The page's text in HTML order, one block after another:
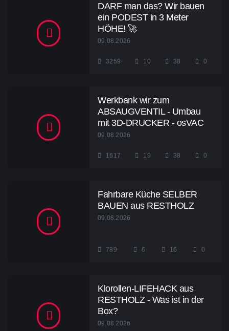
DARF man das? Wir bauen
ein PODEST in 3 Meter
HÖHE! 🚀
09.08.2026
3259 10 38 0
Werkbank wir zum
ABSAUGVENTIL - Umbau
mit 3D-DRUCKER - osVAC
09.08.2026
1617 19 38 0
Fahrbare Küche SELBER
BAUEN aus RESTHOLZ
09.08.2026
789 6 16 0
Klorollen-LIFEHACK aus
RESTHOLZ - Was ist in der
Box?
09.08.2026